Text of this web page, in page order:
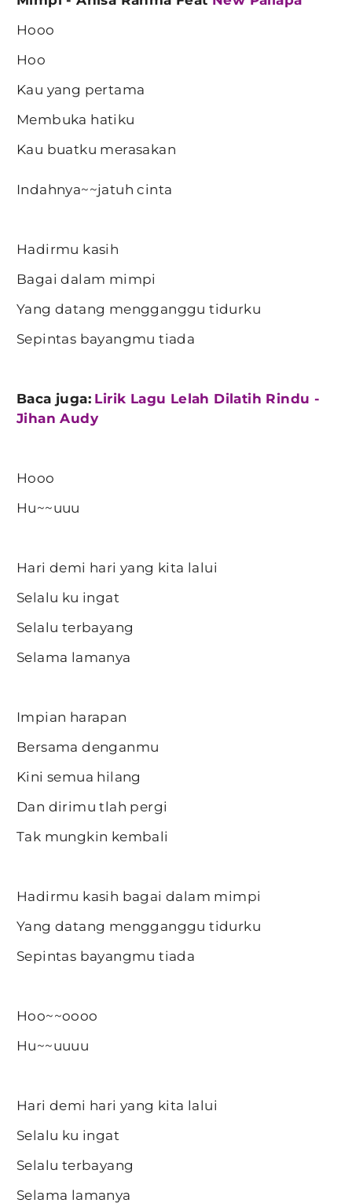
Hooo
Hoo
Kau yang pertama
Membuka hatiku
Kau buatku merasakan
Indahnya~~jatuh cinta
Hadirmu kasih
Bagai dalam mimpi
Yang datang mengganggu tidurku
Sepintas bayangmu tiada
Baca juga: Lirik Lagu Lelah Dilatih Rindu -
Jihan Audy
Hooo
Hu~~uuu
Hari demi hari yang kita lalui
Selalu ku ingat
Selalu terbayang
Selama lamanya
Impian harapan
Bersama denganmu
Kini semua hilang
Dan dirimu tlah pergi
Tak mungkin kembali
Hadirmu kasih bagai dalam mimpi
Yang datang mengganggu tidurku
Sepintas bayangmu tiada
Hoo~~oooo
Hu~~uuuu
Hari demi hari yang kita lalui
Selalu ku ingat
Selalu terbayang
Selama lamanya